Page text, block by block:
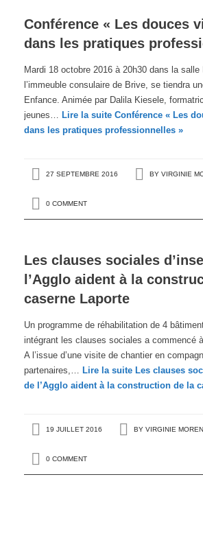
Conférence « Les douces
dans les pratiques
Mardi 18 octobre 2016 à 20h30 dans la salle
l’immeuble consulaire de Brive, se tiendra
Enfance. Animée par Dalila Kiesele,
jeunes… Lire la suiteConférence « Les
dans les pratiques professionnelles »
27 SEPTEMBRE 2016 BY VIRGINIE
0 COMMENT
Les clauses sociales
l’Agglo aident à la
caserne Laporte
Un programme de réhabilitation de 4
intégrant les clauses sociales a commencé
A l’issue d’une visite de chantier en
partenaires,… Lire la suiteLes clauses
de l’Agglo aident à la construction de la
19 JUILLET 2016 BY VIRGINIE
0 COMMENT